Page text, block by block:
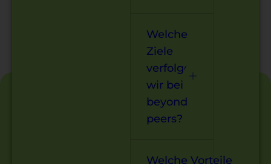
Welche
Ziele
verfolgen
wir bei
beyond
peers?
Welche Vorteile